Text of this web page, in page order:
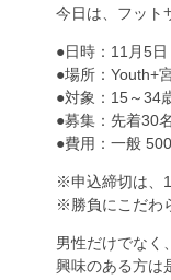
今日は、フット
●日時：11月5
●場所：Youth+
●対象：15～34
●募集：先着30
●費用：一般
※申込締切は、
※勝負にこだわ
男性だけでなく
興味のある方は